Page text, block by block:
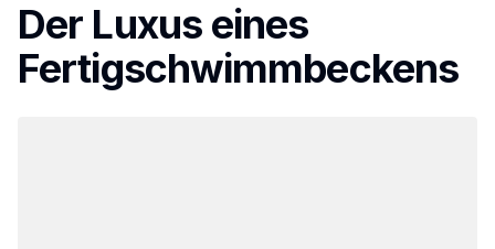
Der Luxus eines
Fertigschwimmbeckens